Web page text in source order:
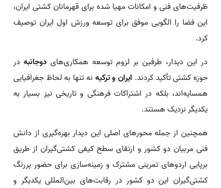
ظرفیت‌های فنی و امکانات مهیا شده برای قهرمانان کشتی ایران،
این فضا را الگویی موفق برای توسعه ورزش اول ایران توصیف
کرد.
در این دیدار، طرفین بر لزوم توسعه همکاری‌های دوجانبه در
حوزه کشتی تأکید کردند. ایران و ترکیه نه تنها به لحاظ جغرافیایی
همسایه‌اند، بلکه در اشتراکات فرهنگی و تاریخی نیز بسیار به
یکدیگر نزدیک هستند.
همچنین از جمله محورهای اصلی این دیدار بهره‌گیری از دانش
فنی مربیان دو کشور و ارتقای سطح کیفی کشتی‌گیران از طریق
برپایی اردوهای تمرینی مشترک و زمینه‌سازی برای حضور پررنگ‌
کشتی‌گیران این دو کشور در رقابت‌های بین‌المللی یکدیگر و